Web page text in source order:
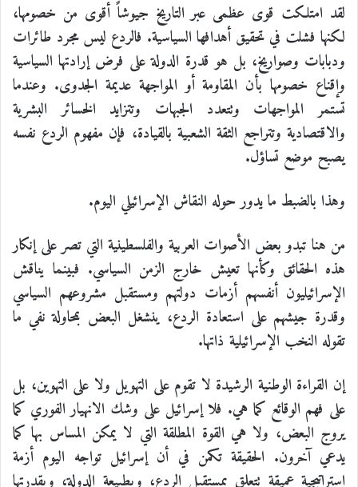
لقد امتلكت قوى عظمى عبر التاريخ جيوشاً أقوى من خصومها،
لكنها فشلت في تحقيق أهدافها السياسية. فالردع ليس مجرد طائرات
ودبابات وصواريخ، بل هو قدرة الدولة على فرض إرادتها السياسية
وإقناع خصومها بأن المقاومة أو المواجهة عديمة الجدوى. وعندما
تستمر المواجهات وتتعدد الجبهات وتتزايد الخسائر البشرية
والاقتصادية وتتراجع الثقة الشعبية بالقيادة، فإن مفهوم الردع نفسه
يصبح موضع تساؤل.
وهذا بالضبط ما يدور حوله النقاش الإسرائيلي اليوم.
من هنا تبدو بعض الأصوات العربية والفلسطينية التي تصر على إنكار
هذه الحقائق وكأنها تعيش خارج الزمن السياسي. فبينما يناقش
الإسرائيليون أنفسهم أزمات دولتهم ومستقبل مشروعهم السياسي
وقدرة جيشهم على استعادة الردع، ينشغل البعض بمحاولة نفي ما
تقوله النخب الإسرائيلية ذاتها.
إن القراءة الوطنية الرشيدة لا تقوم على التهويل ولا على التهوين، بل
على فهم الوقائع كما هي. فلا إسرائيل على وشك الانهيار الفوري كما
يروج البعض، ولا هي القوة المطلقة التي لا يمكن المساس بها كما
يدعي آخرون. الحقيقة تكمن في أن إسرائيل تواجه اليوم أزمة